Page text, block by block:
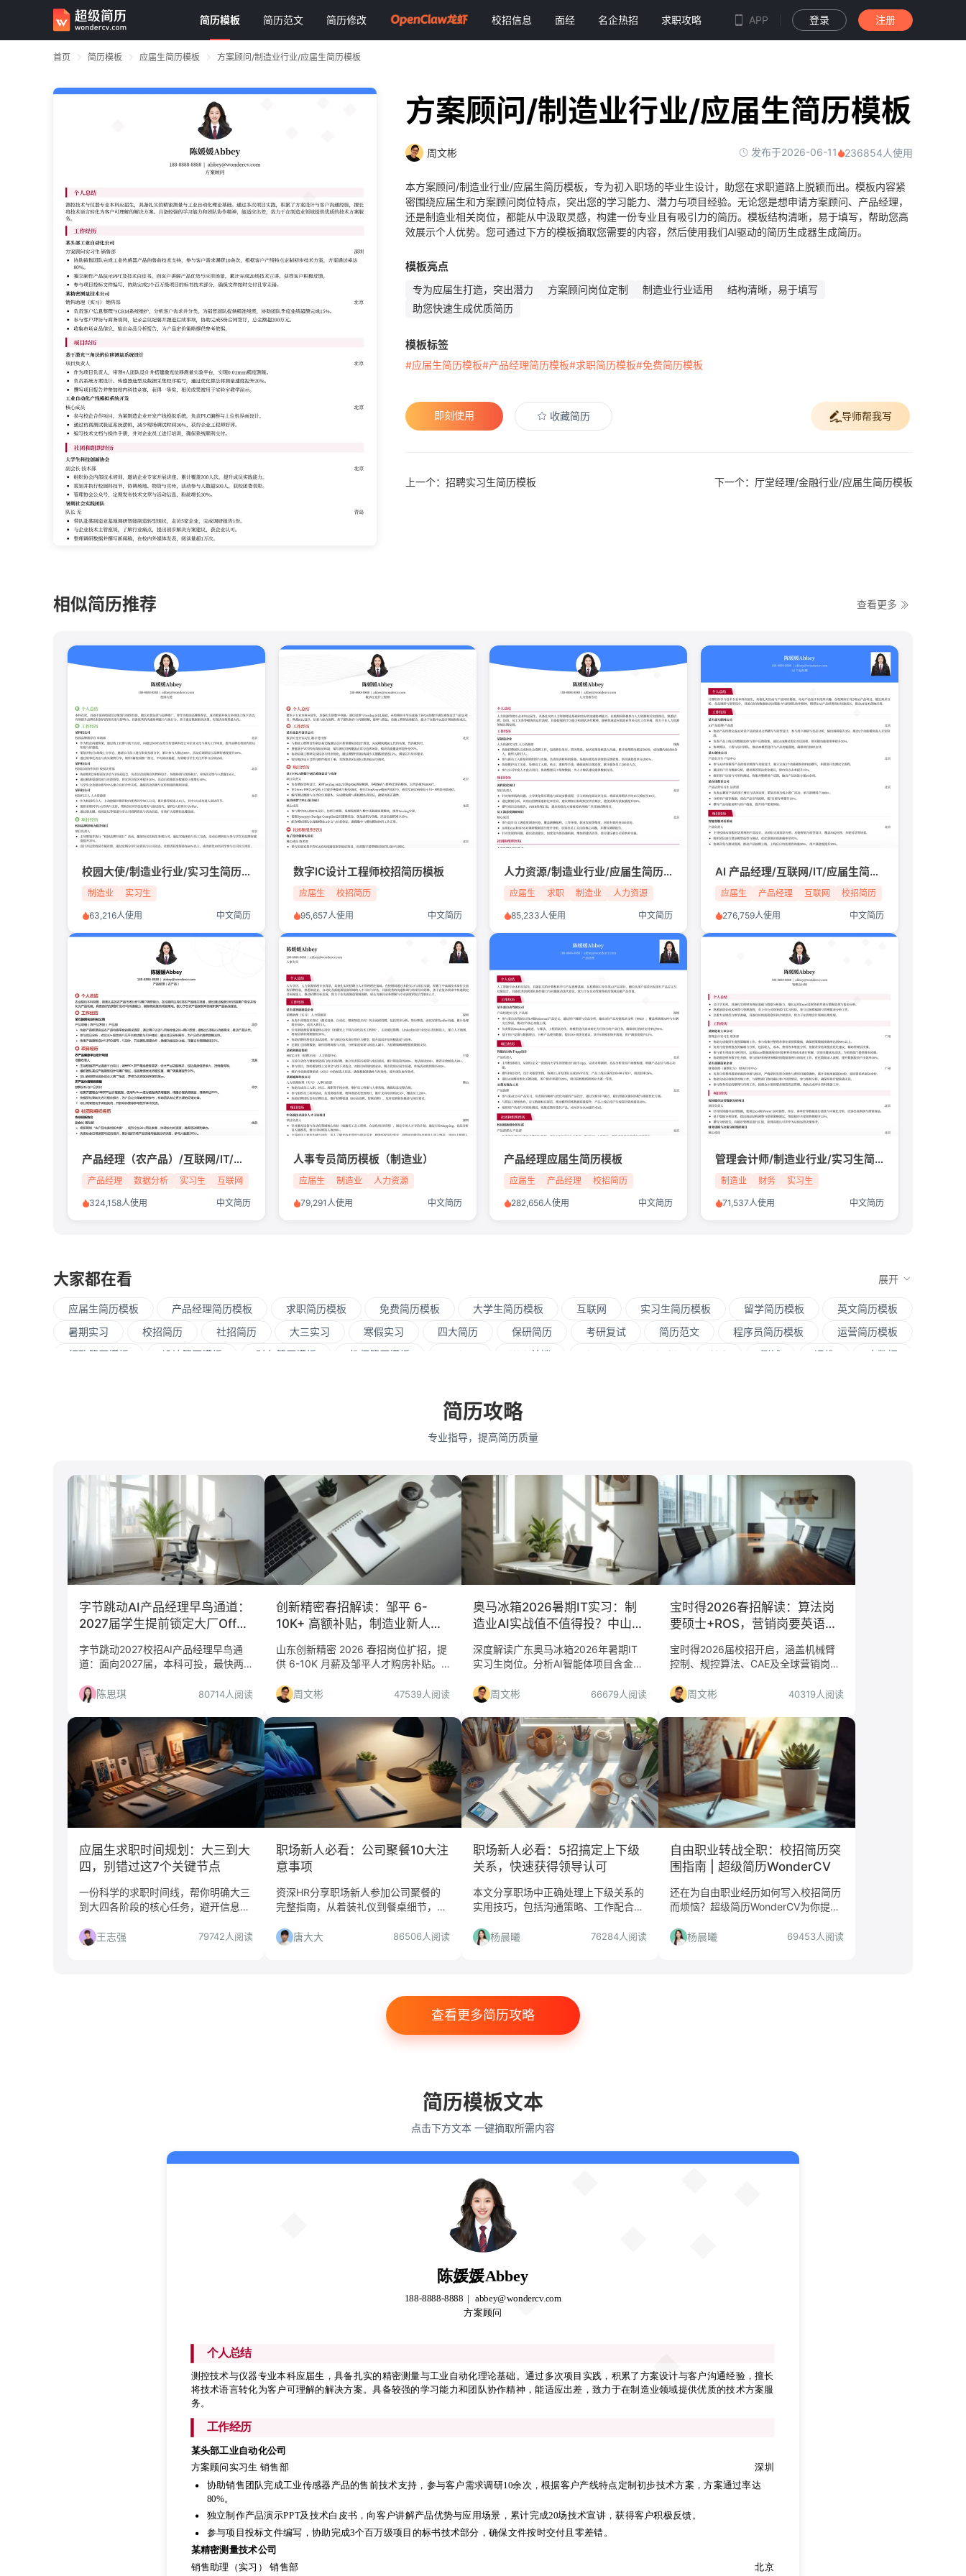
简历模板 简历范文 简历修改 校招信息 面经 名企热招 求职攻略 APP 登录 注册
首页 简历模板 应届生简历模板 方案顾问/制造业行业/应届生简历模板
方案顾问/制造业行业/应届生简历模板
周文彬 发布于2026-06-11 236854人使用
本方案顾问/制造业行业/应届生简历模板，专为初入职场的毕业生设计，助您在求职道路上脱颖而出。模板内容紧
密围绕应届生和方案顾问岗位特点，突出您的学习能力、潜力与项目经验。无论您是想申请方案顾问、产品经理，
还是制造业相关岗位，都能从中汲取灵感，构建一份专业且有吸引力的简历。模板结构清晰，易于填写，帮助您高
效展示个人优势。您可通过下方的模板摘取您需要的内容，然后使用我们AI驱动的简历生成器生成简历。
模板亮点
专为应届生打造，突出潜力 方案顾问岗位定制 制造业行业适用
结构清晰，易于填写
助您快速生成优质简历
模板标签
#应届生简历模板#产品经理简历模板#求职简历模板#免费简历模板
即刻使用 收藏简历 导师帮我写
上一个：招聘实习生简历模板 下一个：厅堂经理/金融行业/应届生简历模板
相似简历推荐 查看更多
校园大使/制造业行业/实习生简历模板
制造业 实习生
63,216人使用 中文简历
数字IC设计工程师校招简历模板
应届生 校招简历
95,657人使用 中文简历
人力资源/制造业行业/应届生简历模板
应届生 求职 制造业 人力资源
85,233人使用 中文简历
AI 产品经理/互联网/IT/应届生简历模板
应届生 产品经理 互联网 校招简历
276,759人使用 中文简历
产品经理（农产品）/互联网/IT/实习生简历模板
产品经理 数据分析 实习生 互联网
324,158人使用 中文简历
人事专员简历模板（制造业）
应届生 制造业 人力资源
79,291人使用 中文简历
产品经理应届生简历模板
应届生 产品经理 校招简历
282,656人使用 中文简历
管理会计师/制造业行业/实习生简历模板
制造业 财务 实习生
71,537人使用 中文简历
大家都在看 展开
应届生简历模板 产品经理简历模板 求职简历模板 免费简历模板 大学生简历模板 互联网 实习生简历模板 留学简历模板
英文简历模板
暑期实习
校招简历 社招简历 大三实习 寒假实习 四大简历 保研简历 考研复试 简历范文 程序员简历模板
运营简历模板
行政简历模板
设计简历模板 财务简历模板 教师简历模板 python Web前端 Java Andorid iOS 测试 运维
大数据
商务拓展 外贸
中山大学
金融 咨询
会计学 艺术与设计 电子信息工程
简历攻略
专业指导，提高简历质量
字节跳动AI产品经理早鸟通道：
2027届学生提前锁定大厂Offer
人
字节跳动2027校招AI产品经理早鸟通
道：面向2027届，本科可投，最快两
合有AI产品经验的学生。
陈思琪 80714人阅读
创新精密春招解读：邹平 6-
10K+ 高额补贴，制造业新人值
山东创新精密 2026 春招岗位扩招，提
供 6-10K 月薪及邹平人才购房补贴。
真实工作内容与适合人群，避坑指南。
周文彬 47539人阅读
奥马冰箱2026暑期IT实习：制
造业AI实战值不值得投？中山生
深度解读广东奥马冰箱2026年暑期IT
实习生岗位。分析AI智能体项目含金
地域对职业发展的影响。适合追求制造
业数字化转型实战的计算机专业学生。
周文彬 66679人阅读
宝时得2026春招解读：算法岗
要硕士+ROS，营销岗要英语流
宝时得2026届校招开启，涵盖机械臂
控制、规控算法、CAE及全球营销岗。
分析Worx品牌出海背景下的岗位价
值，适合哪些人投递？
周文彬 40319人阅读
应届生求职时间规划：大三到大
四，别错过这7个关键节点
一份科学的求职时间线，帮你明确大三
到大四各阶段的核心任务，避开信息差
现高效上岸。
王志强 79742人阅读
职场新人必看：公司聚餐10大注
意事项
资深HR分享职场新人参加公司聚餐的
完整指南，从着装礼仪到餐桌细节，帮
唐大大
86506人阅读
职场新人必看：5招搞定上下级
关系，快速获得领导认可
本文分享职场中正确处理上下级关系的
实用技巧，包括沟通策略、工作配合、
入团队并获得领导信任。
杨晨曦 76284人阅读
自由职业转战全职：校招简历突
围指南 | 超级简历WonderCV
还在为自由职业经历如何写入校招简历
而烦恼？超级简历WonderCV为你提供
经验和技能，助你成功斩获全职offer！
杨晨曦 69453人阅读
查看更多简历攻略
简历模板文本
点击下方文本 一键摘取所需内容
陈媛媛Abbey
188-8888-8888
abbey@wondercv.com
方案顾问
个人总结
测控技术与仪器专业本科应届生，具备扎实的精密测量与工业自动化理论基础。通过多次项目实践，积累了方案设计与客户沟通经验，擅长
将技术语言转化为客户可理解的解决方案。具备较强的学习能力和团队协作精神，能适应出差，致力于在制造业领域提供优质的技术方案服
务。
工作经历
某头部工业自动化公司
方案顾问实习生 销售部 深圳
协助销售团队完成工业传感器产品的售前技术支持，参与客户需求调研10余次，根据客户产线特点定制初步技术方案，方案通过率达
80%。
独立制作产品演示PPT及技术白皮书，向客户讲解产品优势与应用场景，累计完成20场技术宣讲，获得客户积极反馈。
参与项目投标文件编写，协助完成3个百万级项目的标书技术部分，确保文件按时交付且零差错。
某精密测量技术公司
销售助理（实习） 销售部
北京
测控技术与仪器专业本科应届生，具备扎实的精密测量与工业自动化理论基础。通过多次项目实践，积累了方案设计与客户沟通经验，擅长
将技术语言转化为客户可理解的解决方案。具备较强的学习能力和团队协作精神，能适应出差，致力于在制造业领域提供优质的技术方案服
务。
工作经历
某头部工业自动化公司
方案顾问实习生 销售部
协助销售团队完成工业传感器产品的售前技术支持，参与客户需求调研10余次，根据客户产线特点定制初步技术方案，方案通过率达
80%。
独立制作产品演示PPT及技术白皮书，向客户讲解产品优势与应用场景，累计完成20场技术宣讲，获得客户积极反馈。